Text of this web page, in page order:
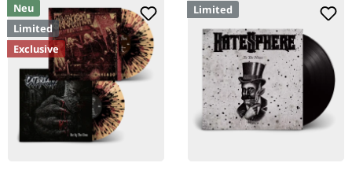
Neu
Limited
Exclusive
Limited